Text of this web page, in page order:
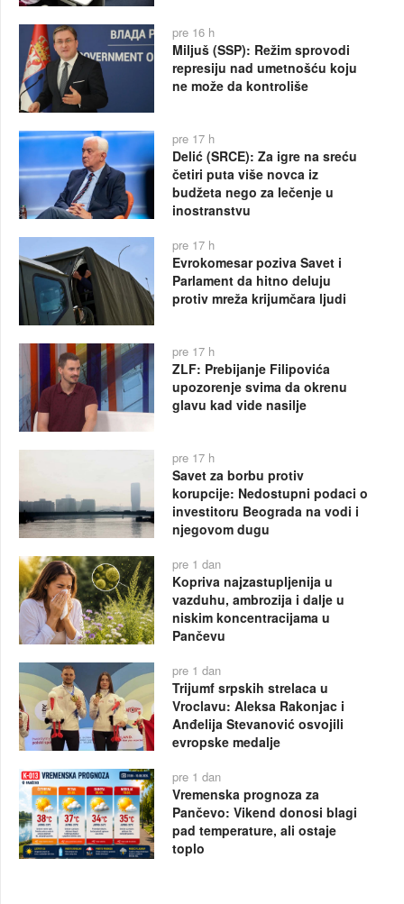
pre 16 h
Miljuš (SSP): Režim sprovodi
represiju nad umetnošću koju
ne može da kontroliše
pre 17 h
Delić (SRCE): Za igre na sreću
četiri puta više novca iz
budžeta nego za lečenje u
inostranstvu
pre 17 h
Evrokomesar poziva Savet i
Parlament da hitno deluju
protiv mreža krijumčara ljudi
pre 17 h
ZLF: Prebijanje Filipovića
upozorenje svima da okrenu
glavu kad vide nasilje
pre 17 h
Savet za borbu protiv
korupcije: Nedostupni podaci o
investitoru Beograda na vodi i
njegovom dugu
pre 1 dan
Kopriva najzastupljenija u
vazduhu, ambrozija i dalje u
niskim koncentracijama u
Pančevu
pre 1 dan
Trijumf srpskih strelaca u
Vroclavu: Aleksa Rakonjac i
Anđelija Stevanović osvojili
evropske medalje
pre 1 dan
Vremenska prognoza za
Pančevo: Vikend donosi blagi
pad temperature, ali ostaje
toplo